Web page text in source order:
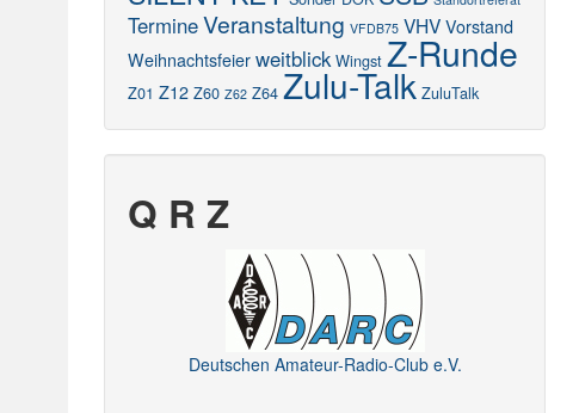
TermineVeranstaltung VFDB75 VHV Vorstand
Weihnachtsfeier weitblick Wingst Z-Runde
Z01 Z12 Z60 Z62 Z64 Zulu-Talk ZuluTalk
Q R Z
Deutschen Amateur-Radio-Club e.V.